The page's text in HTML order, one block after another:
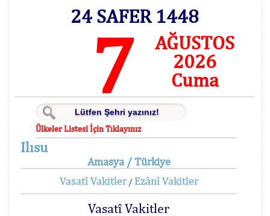
24 SAFER 1448
7
AĞUSTOS
2026
Cuma
Ülkeler Listesi İçin Tıklayınız
Ilısu
Amasya / Türkiye
Vasatî Vakitler/ Ezânî Vakitler
Vasatî Vakitler